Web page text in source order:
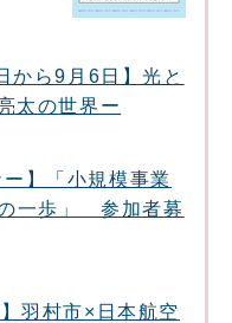
から9月6日】光と
太の世界ー
ー】「小規模事業
一歩」 参加者募
羽村市×日本航空